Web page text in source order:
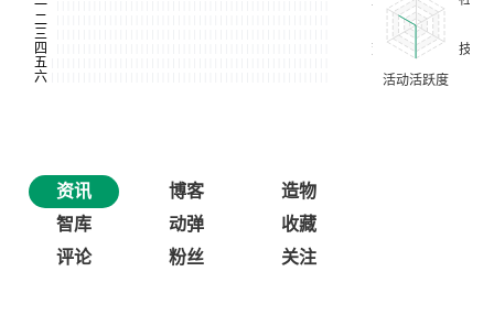
资讯 博客
造物
智库
动弹
收藏
评论
粉丝 关注